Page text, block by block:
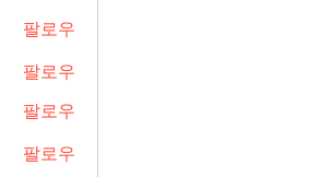
팔로우
팔로우
팔로우
팔로우